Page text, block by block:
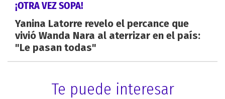
¡OTRA VEZ SOPA!
Yanina Latorre revelo el percance que
vivió Wanda Nara al aterrizar en el país:
"Le pasan todas"
Te puede interesar